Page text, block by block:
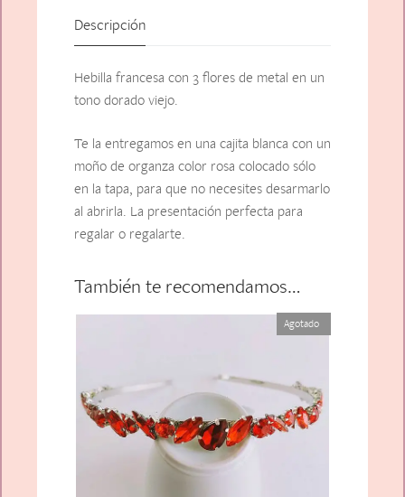
Descripción
Hebilla francesa con 3 flores de metal en un
tono dorado viejo.
Te la entregamos en una cajita blanca con un
moño de organza color rosa colocado sólo
en la tapa, para que no necesites desarmarlo
al abrirla. La presentación perfecta para
regalar o regalarte.
También te recomendamos…
Agotado